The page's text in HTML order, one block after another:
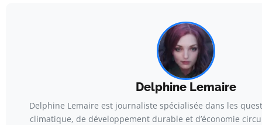
Delphine Lemaire
Delphine Lemaire est journaliste spécialisée dans les
climatique, de développement durable et d’économie